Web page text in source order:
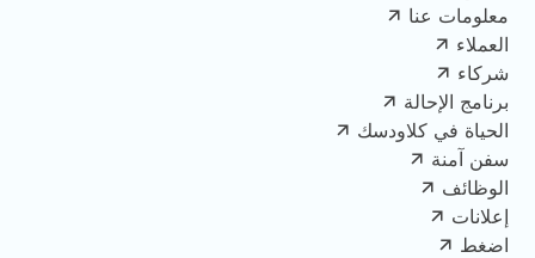
معلومات عنا
العملاء
شركاء
برنامج الإحالة
الحياة في كلاودسك
سفن آمنة
الوظائف
إعلانات
اضغط